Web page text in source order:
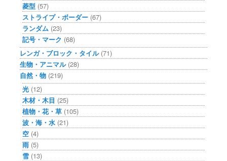
菱型 (57)
ストライプ・ボーダー (67)
ランダム (23)
記号・マーク (68)
レンガ・ブロック・タイル(71)
生物・アニマル(28)
自然・物 (219)
光 (12)
木材・木目 (25)
植物・花・草 (105)
波・海・水 (21)
空 (4)
雨 (5)
雪 (13)